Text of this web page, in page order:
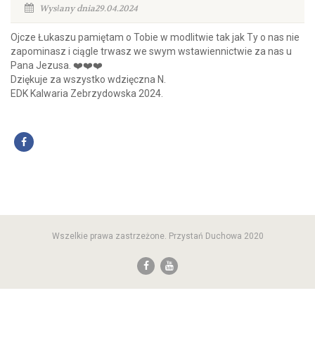
Wysłany dnia29.04.2024
Ojcze Łukaszu pamiętam o Tobie w modlitwie tak jak Ty o nas nie
zapominasz i ciągle trwasz we swym wstawiennictwie za nas u
Pana Jezusa. ❤️❤️❤️
Dziękuje za wszystko wdzięczna N.
EDK Kalwaria Zebrzydowska 2024.
Wszelkie prawa zastrzeżone. Przystań Duchowa 2020